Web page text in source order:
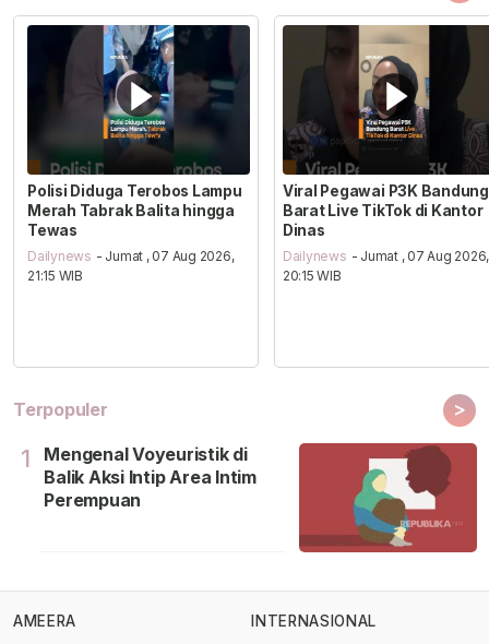
Polisi Diduga Terobos Lampu
Merah Tabrak Balita hingga
Tewas
Dailynews - Jumat , 07 Aug 2026,
21:15 WIB
Viral Pegawai P3K Bandung
Barat Live TikTok di Kantor
Dinas
Dailynews - Jumat , 07 Aug 2026,
20:15 WIB
Terpopuler >
1
Mengenal Voyeuristik di
Balik Aksi Intip Area Intim
Perempuan
AMEERA
INTERNASIONAL